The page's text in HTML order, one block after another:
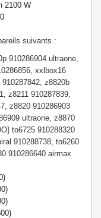
2100 W
suivants :
910286904 ultraone,
xxlbox16
z8820b
z8211 910287839,
z8820 910286903
ultraone, z8870
to6725 910288320
910288738, to6260
910286640 airmax